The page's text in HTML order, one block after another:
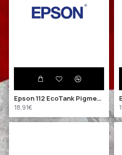
Epson 112 EcoTank Pigment Black ink bottle (C13T06C14A) (EPST06C14A)
18,91€